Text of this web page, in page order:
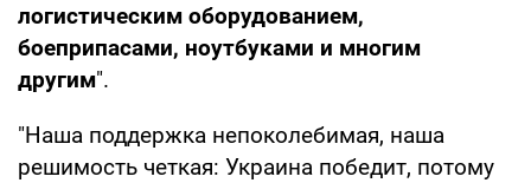
логистическим оборудованием,
боеприпасами, ноутбуками и многим
другим".
"Наша поддержка непоколебимая, наша
решимость четкая: Украина победит, потому